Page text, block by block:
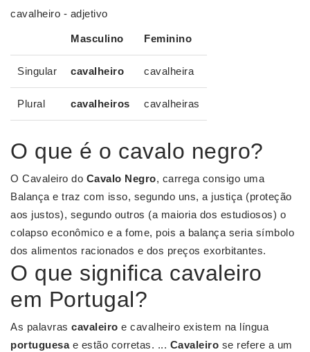
cavalheiro - adjetivo
Masculino Feminino
Singular cavalheiro cavalheira
Plural cavalheiros cavalheiras
O que é o cavalo negro?
O Cavaleiro do Cavalo Negro, carrega consigo uma
Balança e traz com isso, segundo uns, a justiça (proteção
aos justos), segundo outros (a maioria dos estudiosos) o
colapso econômico e a fome, pois a balança seria símbolo
dos alimentos racionados e dos preços exorbitantes.
O que significa cavaleiro
em Portugal?
As palavras cavaleiro e cavalheiro existem na língua
portuguesae estão corretas. ... Cavaleiro se refere a um